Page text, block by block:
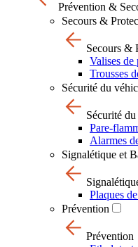
Prévention &
Secours &
Secours &
Valises de
Trousses
Sécurité du
Sécurité
Pare-
Alarmes
Signalétique et
Plaques
Prévention
Prévention